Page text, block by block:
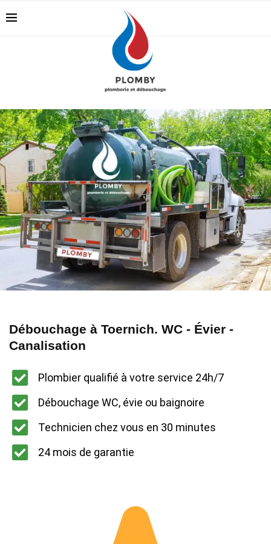
Débouchage à Toernich. WC - Évier -
Canalisation
Plombier qualifié à votre service 24h/7
Débouchage WC, évie ou baignoire
Technicien chez vous en 30 minutes
24 mois de garantie